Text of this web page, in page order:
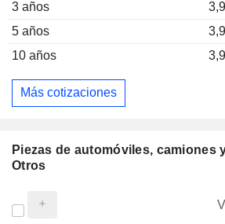
3 años
3,9
5 años
3,9
10 años
3,9
Más cotizaciones
Piezas de automóviles, camiones
Otros